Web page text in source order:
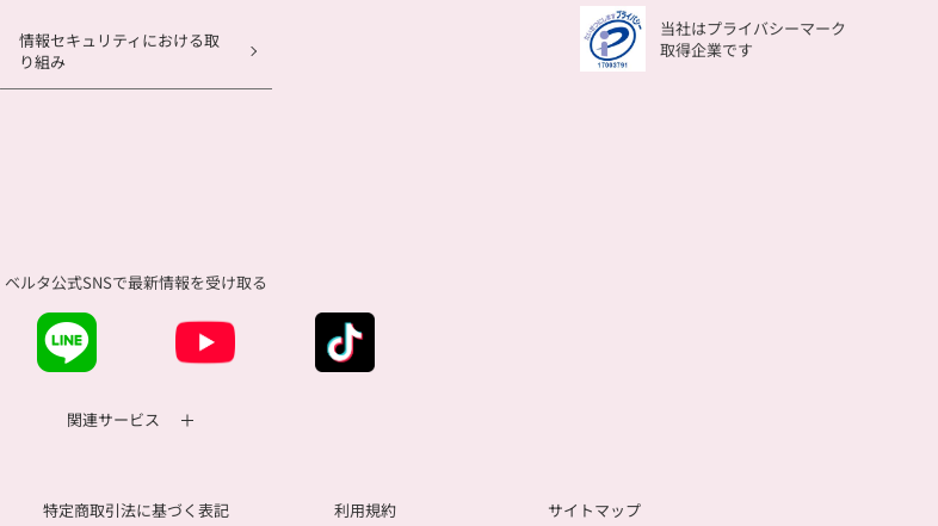
情報セキュリティにおける取
り組み
当社はプライバシーマーク
取得企業です
特定商取引法に基づく表記 利用規約 サイトマップ
ベルタ公式SNSで最新情報を受け取る
関連サービス